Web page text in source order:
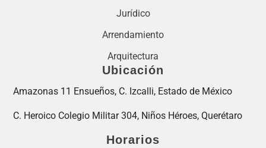
Jurídico
Arrendamiento
Arquitectura
Ubicación
Amazonas 11 Ensueños, C. Izcalli, Estado de México
C. Heroico Colegio Militar 304, Niños Héroes, Querétaro
Horarios